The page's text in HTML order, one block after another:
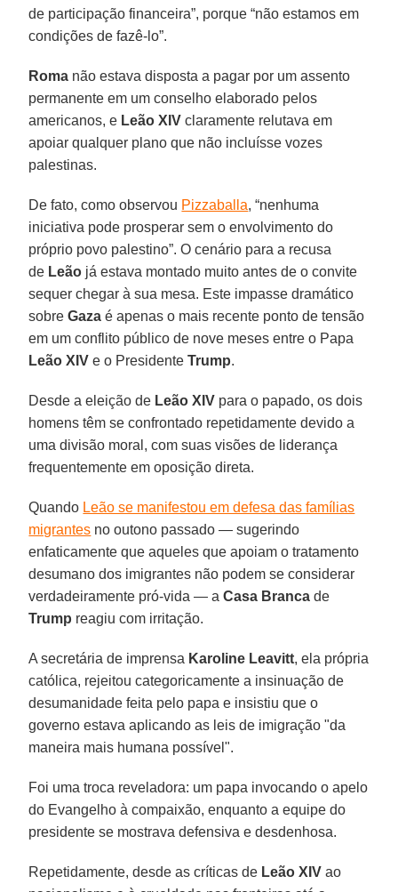
de participação financeira”, porque “não estamos em
condições de fazê-lo”.
Roma não estava disposta a pagar por um assento
permanente em um conselho elaborado pelos
americanos, e Leão XIV claramente relutava em
apoiar qualquer plano que não incluísse vozes
palestinas.
De fato, como observou Pizzaballa, “nenhuma
iniciativa pode prosperar sem o envolvimento do
próprio povo palestino”. O cenário para a recusa
de Leão já estava montado muito antes de o convite
sequer chegar à sua mesa. Este impasse dramático
sobreGaza é apenas o mais recente ponto de tensão
em um conflito público de nove meses entre o Papa
Leão XIV e o PresidenteTrump.
Desde a eleição de Leão XIV para o papado, os dois
homens têm se confrontado repetidamente devido a
uma divisão moral, com suas visões de liderança
frequentemente em oposição direta.
Quando Leão se manifestou em defesa das famílias
migrantes no outono passado — sugerindo
enfaticamente que aqueles que apoiam o tratamento
desumano dos imigrantes não podem se considerar
verdadeiramente pró-vida — aCasa Branca de
Trump reagiu com irritação.
A secretária de imprensa Karoline Leavitt, ela própria
católica, rejeitou categoricamente a insinuação de
desumanidade feita pelo papa e insistiu que o
governo estava aplicando as leis de imigração "da
maneira mais humana possível".
Foi uma troca reveladora: um papa invocando o apelo
do Evangelho à compaixão, enquanto a equipe do
presidente se mostrava defensiva e desdenhosa.
Repetidamente, desde as críticas de Leão XIV ao